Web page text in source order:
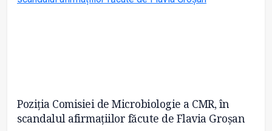
Poziția Comisiei de Microbiologie a CMR, în
scandalul afirmațiilor făcute de Flavia Groșan